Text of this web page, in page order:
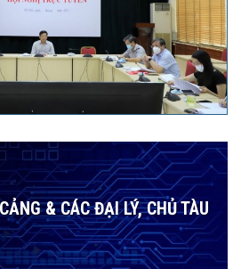
& CÁC ĐẠI LÝ, CHỦ TÀU